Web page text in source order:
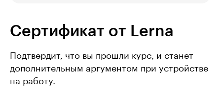
Сертификат от Lerna
Подтвердит, что вы прошли курс, и станет
дополнительным аргументом при устройстве
на работу.